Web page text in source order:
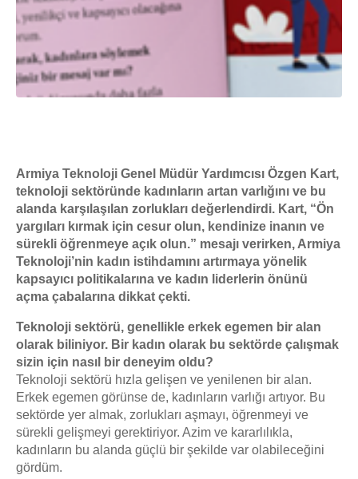
Armiya Teknoloji Genel Müdür Yardımcısı Özgen Kart,
teknoloji sektöründe kadınların artan varlığını ve bu
alanda karşılaşılan zorlukları değerlendirdi. Kart, “Ön
yargıları kırmak için cesur olun, kendinize inanın ve
sürekli öğrenmeye açık olun.” mesajı verirken, Armiya
Teknoloji’nin kadın istihdamını artırmaya yönelik
kapsayıcı politikalarına ve kadın liderlerin önünü
açma çabalarına dikkat çekti.
Teknoloji sektörü, genellikle erkek egemen bir alan
olarak biliniyor. Bir kadın olarak bu sektörde çalışmak
sizin için nasıl bir deneyim oldu?
Teknoloji sektörü hızla gelişen ve yenilenen bir alan.
Erkek egemen görünse de, kadınların varlığı artıyor. Bu
sektörde yer almak, zorlukları aşmayı, öğrenmeyi ve
sürekli gelişmeyi gerektiriyor. Azim ve kararlılıkla,
kadınların bu alanda güçlü bir şekilde var olabileceğini
gördüm.